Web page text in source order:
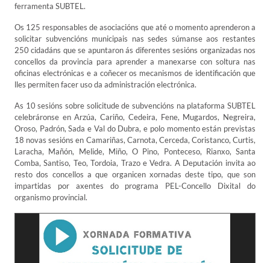
ferramenta SUBTEL.
Os 125 responsables de asociacións que até o momento aprenderon a
solicitar subvencións municipais nas sedes súmanse aos restantes
250 cidadáns que se apuntaron ás diferentes sesións organizadas nos
concellos da provincia para aprender a manexarse con soltura nas
oficinas electrónicas e a coñecer os mecanismos de identificación que
lles permiten facer uso da administración electrónica.
As 10 sesións sobre solicitude de subvencións na plataforma SUBTEL
celebráronse en Arzúa, Cariño, Cedeira, Fene, Mugardos, Negreira,
Oroso, Padrón, Sada e Val do Dubra, e polo momento están previstas
18 novas sesións en Camariñas, Carnota, Cerceda, Coristanco, Curtis,
Laracha, Mañón, Melide, Miño, O Pino, Ponteceso, Rianxo, Santa
Comba, Santiso, Teo, Tordoia, Trazo e Vedra. A Deputación invita ao
resto dos concellos a que organicen xornadas deste tipo, que son
impartidas por axentes do programa PEL-Concello Dixital do
organismo provincial.